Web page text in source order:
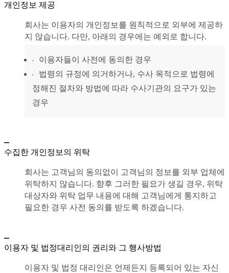
개인정보 제공
회사는 이용자의 개인정보를 원칙적으로 외부에 제공하
지 않습니다. 다만, 아래의 경우에는 예외로 합니다.
이용자들이 사전에 동의한 경우
법령의 규정에 의거하거나, 수사 목적으로 법령에
정해진 절차와 방법에 따라 수사기관의 요구가 있는
경우
수집한 개인정보의 위탁
회사는 고객님의 동의없이 고객님의 정보를 외부 업체에
위탁하지 않습니다. 향후 그러한 필요가 생길 경우, 위탁
대상자와 위탁 업무 내용에 대해 고객님에게 통지하고
필요한 경우 사전 동의를 받도록 하겠습니다.
이용자 및 법정대리인의 권리와 그 행사방법
이용자 및 법정 대리인은 언제든지 등록되어 있는 자신